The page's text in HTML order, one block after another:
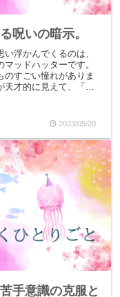
呪いの暗示。
い浮かんでくるのは、
ッドハッターです。
のすごい憧れがありま
天才的に見えて、「あ
2023/05/20
手意識の克服と